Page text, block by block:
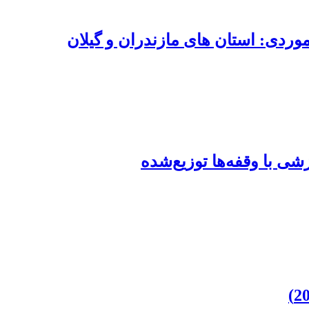
استان های مازندران و گیلان
با وقفه‌ها توزیع‌شده